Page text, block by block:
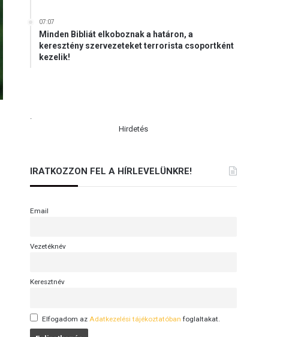
07:07
Minden Bibliát elkoboznak a határon, a
keresztény szervezeteket terrorista csoportként
kezelik!
.
Hirdetés
IRATKOZZON FEL A HÍRLEVELÜNKRE!
Email
Vezetéknév
Keresztnév
Elfogadom az Adatkezelési tájékoztatóban foglaltakat.